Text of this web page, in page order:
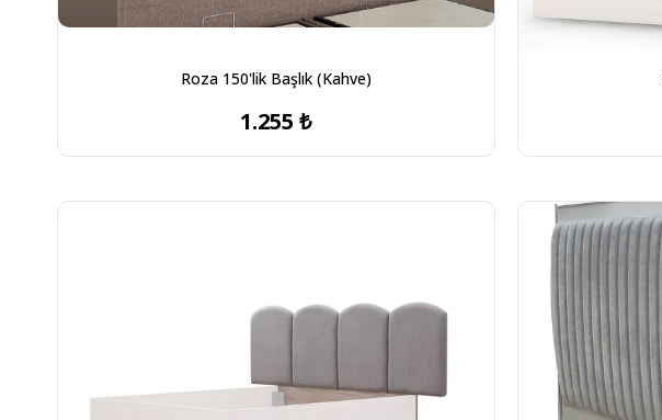
Roza 150'lik Başlık (Kahve)
1.255 ₺